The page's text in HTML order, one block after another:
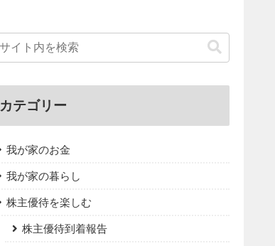
カテゴリー
我が家のお金
我が家の暮らし
株主優待を楽しむ
株主優待到着報告